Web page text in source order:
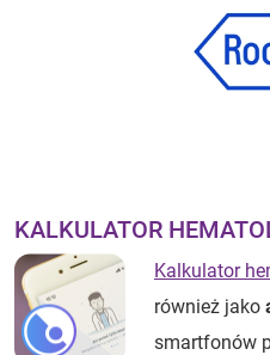
KALKULATOR
Kalkulator
również jako
smartfonów